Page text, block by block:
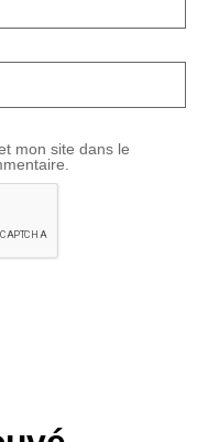
mon site dans le